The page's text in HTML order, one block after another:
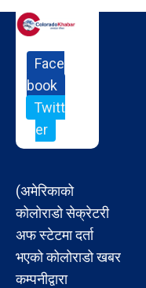
Face
book
Twitt
er
(अमेरिकाको
कोलोराडो सेक्रेटरी
अफ स्टेटमा दर्ता
भएको कोलोराडो खबर
कम्पनीद्वारा